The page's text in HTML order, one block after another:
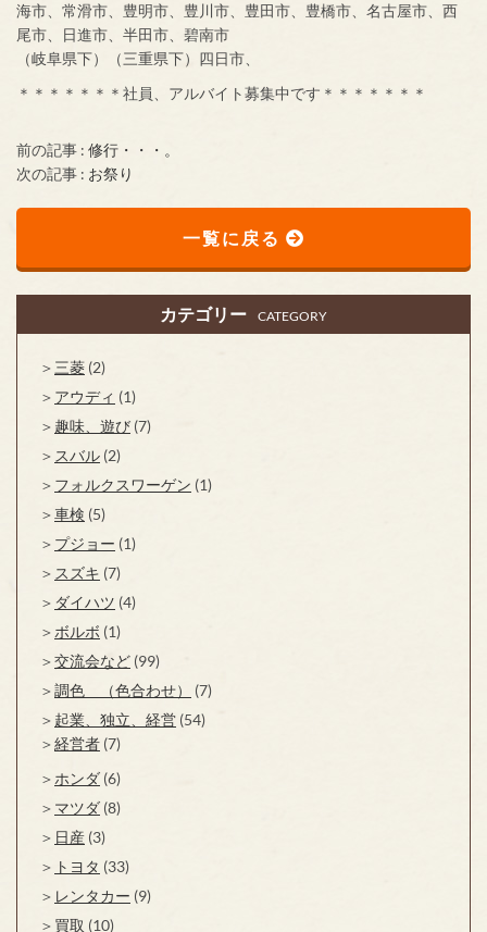
海市、常滑市、豊明市、豊川市、豊田市、豊橋市、名古屋市、西
尾市、日進市、半田市、碧南市
（岐阜県下）（三重県下）四日市、
＊＊＊＊＊＊＊社員、アルバイト募集中です＊＊＊＊＊＊＊
前の記事 : 修行・・・。
次の記事 : お祭り
一覧に戻る
カテゴリー CATEGORY
三菱 (2)
アウディ (1)
趣味、遊び (7)
スバル (2)
フォルクスワーゲン (1)
車検 (5)
プジョー (1)
スズキ (7)
ダイハツ (4)
ボルボ (1)
交流会など (99)
調色 （色合わせ）
(7)
起業、独立、経営 (54)
経営者 (7)
ホンダ (6)
マツダ (8)
日産 (3)
トヨタ (33)
レンタカー (9)
買取 (10)